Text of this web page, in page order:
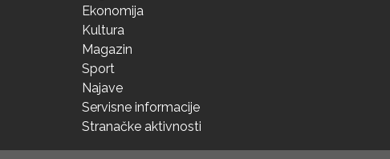
Ekonomija
Kultura
Magazin
Sport
Najave
Servisne informacije
Stranačke aktivnosti